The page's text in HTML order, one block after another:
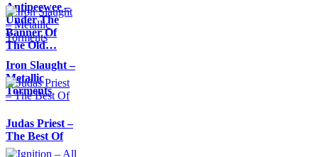
Antipeewee –
Under The
Banner Of
The Old…
Iron Slaught –
Metallic
Torments
Judas Priest –
The Best Of